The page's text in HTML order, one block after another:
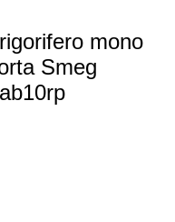
mono
Smeg